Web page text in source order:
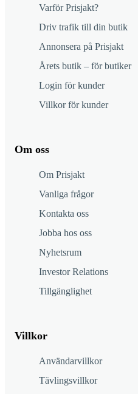
Varför Prisjakt?
Driv trafik till din butik
Annonsera på Prisjakt
Årets butik – för butiker
Login för kunder
Villkor för kunder
Om oss
Om Prisjakt
Vanliga frågor
Kontakta oss
Jobba hos oss
Nyhetsrum
Investor Relations
Tillgänglighet
Villkor
Användarvillkor
Tävlingsvillkor